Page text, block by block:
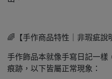
🌈【手作商品特性｜非瑕疵說
手作飾品本就像手寫日記一樣
痕跡，以下皆屬正常現象：